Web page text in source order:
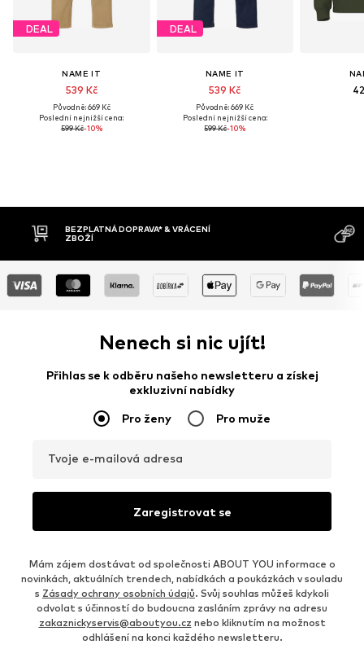
DEAL
NAME IT
539 Kč
Původně: 669 Kč
Poslední nejnižší cena:
599 Kč-10%
DEAL
NAME IT
539 Kč
Původně: 669 Kč
Poslední nejnižší cena:
599 Kč-10%
BEZPLATNÁ DOPRAVA* & VRÁCENÍ
ZBOŽÍ
Nenech si nic ujít!
Přihlas se k odběru našeho newsletteru a získej
exkluzivní nabídky
Pro ženy Pro muže
Tvoje e-mailová adresa
Zaregistrovat se
Mám zájem dostávat od společnosti ABOUT YOU informace o
novinkách, aktuálních trendech, nabídkách a poukázkách v souladu
s Zásady ochrany osobních údajů. Svůj souhlas můžeš kdykoli
odvolat s účinností do budoucna zasláním zprávy na adresu
zakaznickyservis@aboutyou.cz nebo kliknutím na možnost
odhlášení na konci každého newsletteru.